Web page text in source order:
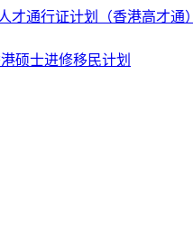
才通行证计划（香港高才通）
硕士进修移民计划